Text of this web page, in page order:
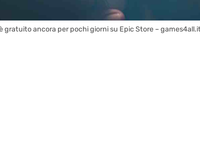
gratuito ancora per pochi giorni su Epic Store –